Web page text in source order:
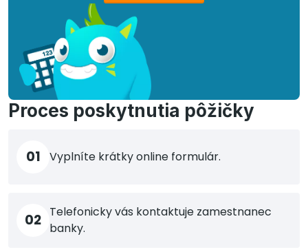
Proces poskytnutia pôžičky
01 Vyplníte krátky online formulár.
02 Telefonicky vás kontaktuje zamestnanec
banky.